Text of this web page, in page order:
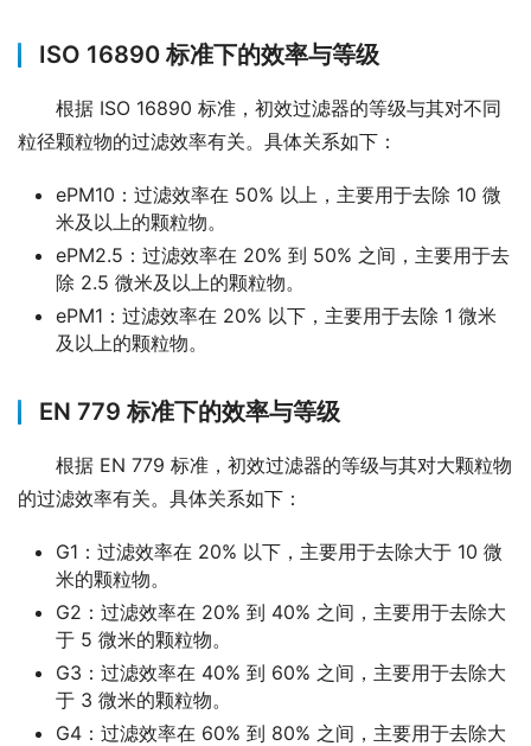
ISO 16890 标准下的效率与等级
根据 ISO 16890 标准，初效过滤器的等级与其对不同
粒径颗粒物的过滤效率有关。具体关系如下：
ePM10：过滤效率在 50% 以上，主要用于去除 10 微
米及以上的颗粒物。
ePM2.5：过滤效率在 20% 到 50% 之间，主要用于去
除 2.5 微米及以上的颗粒物。
ePM1：过滤效率在 20% 以下，主要用于去除 1 微米
及以上的颗粒物。
EN 779 标准下的效率与等级
根据 EN 779 标准，初效过滤器的等级与其对大颗粒物
的过滤效率有关。具体关系如下：
G1：过滤效率在 20% 以下，主要用于去除大于 10 微
米的颗粒物。
G2：过滤效率在 20% 到 40% 之间，主要用于去除大
于 5 微米的颗粒物。
G3：过滤效率在 40% 到 60% 之间，主要用于去除大
于 3 微米的颗粒物。
G4：过滤效率在 60% 到 80% 之间，主要用于去除大